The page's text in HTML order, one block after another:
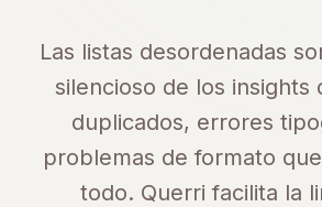
Las listas desordenadas
silencioso de los insights
duplicados, errores
problemas de formato
todo. Querri facilita la